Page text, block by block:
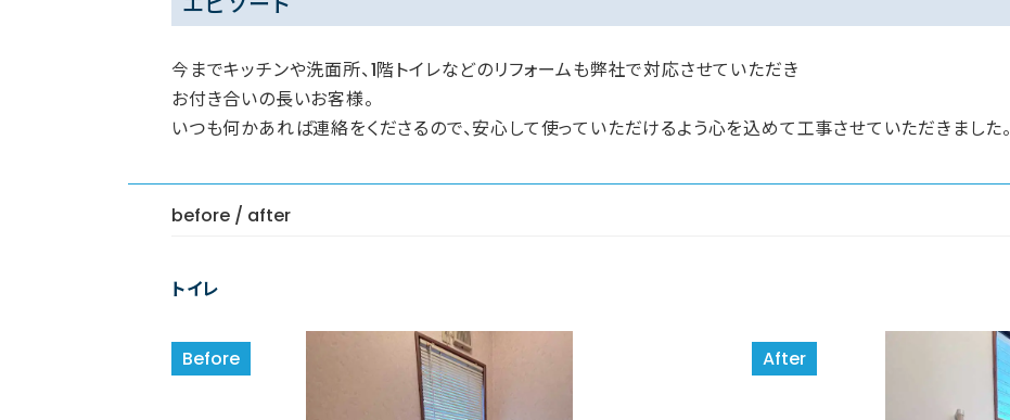
今までキッチンや洗面所、1階トイレなどのリフォームも弊社で対応させていただき
お付き合いの長いお客様。
いつも何かあれば連絡をくださるので、安心して使っていただけるよう心を込めて工事させていただきました。
before / after
トイレ